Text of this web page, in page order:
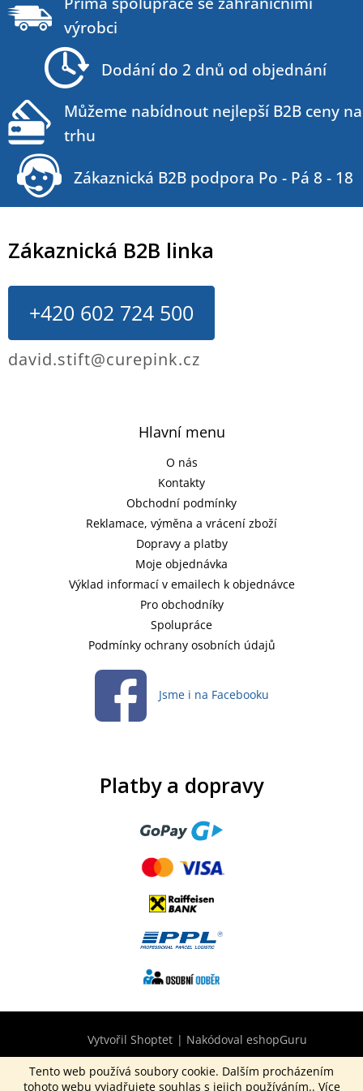
Tento web používá soubory cookie. Dalším procházením
tohoto webu vyjadřujete souhlas s jejich používáním.. Více
p
Hlavní menu
O nás
Kontakty
Obchodní podmínky
Reklamace, výměna a vrácení zboží
Dopravy a platby
Moje objednávka
Výklad informací v emailech k objednávce
Pro obchodníky
Spolupráce
Podmínky ochrany osobních údajů
Jsme i na Facebooku
Zákaznická B2B linka
+420 602 724 500
david.stift@curepink.cz
Platby a dopravy
výrobci
Dodání do 2 dnů od objednání
Můžeme nabídnout nejlepší B2B ceny na
trhu
Zákaznická B2B podpora Po - Pá 8 - 18
Vytvořil Shoptet | Nakódoval eshopGuru